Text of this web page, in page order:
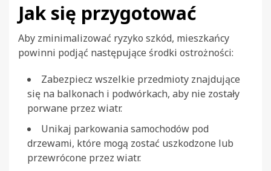
Jak się przygotować
Aby zminimalizować ryzyko szkód, mieszkańcy
powinni podjąć następujące środki ostrożności:
Zabezpiecz wszelkie przedmioty znajdujące
się na balkonach i podwórkach, aby nie zostały
porwane przez wiatr.
Unikaj parkowania samochodów pod
drzewami, które mogą zostać uszkodzone lub
przewrócone przez wiatr.